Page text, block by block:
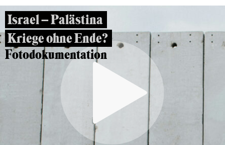
Israel – Palästina
Kriege ohne Ende?
Fotodokumentation